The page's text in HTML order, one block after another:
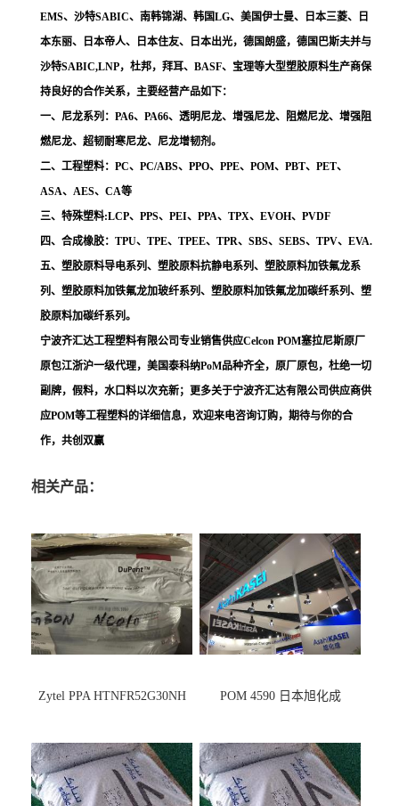
EMS、沙特SABIC、南韩锦湖、韩国LG、美国伊士曼、日本三菱、日
本东丽、日本帝人、日本住友、日本出光，德国朗盛，德国巴斯夫并与
沙特SABIC,LNP，杜邦，拜耳、BASF、宝理等大型塑胶原料生产商保
持良好的合作关系，主要经营产品如下：
一、尼龙系列：PA6、PA66、透明尼龙、增强尼龙、阻燃尼龙、增强阻
燃尼龙、超韧耐寒尼龙、尼龙增韧剂。
二、工程塑料：PC、PC/ABS、PPO、PPE、POM、PBT、PET、
ASA、AES、CA等
三、特殊塑料:LCP、PPS、PEI、PPA、TPX、EVOH、PVDF
四、合成橡胶：TPU、TPE、TPEE、TPR、SBS、SEBS、TPV、EVA.
五、塑胶原料导电系列、塑胶原料抗静电系列、塑胶原料加铁氟龙系
列、塑胶原料加铁氟龙加玻纤系列、塑胶原料加铁氟龙加碳纤系列、塑
胶原料加碳纤系列。
宁波齐汇达工程塑料有限公司专业销售供应Celcon POM塞拉尼斯原厂
原包江浙沪一级代理，美国泰科纳PoM品种齐全，原厂原包，杜绝一切
副牌，假料，水口料以次充新；更多关于宁波齐汇达有限公司供应商供
应POM等工程塑料的详细信息，欢迎来电咨询订购，期待与你的合
作，共创双赢
相关产品：
Zytel PPA HTNFR52G30NH POM 4590 日本旭化成